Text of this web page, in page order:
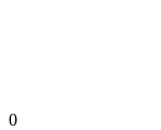
0